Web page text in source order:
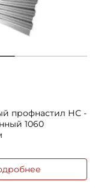
профнастил НС -
1060